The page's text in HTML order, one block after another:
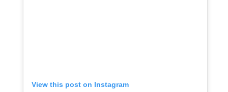
View this post on Instagram